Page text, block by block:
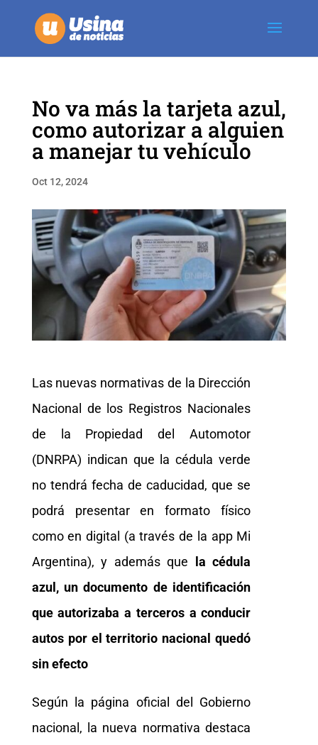
No va más la tarjeta azul,
como autorizar a alguien
a manejar tu vehículo
Oct 12, 2024
Las nuevas normativas de la Dirección
Nacional de los Registros Nacionales
de la Propiedad del Automotor
(DNRPA) indican que la cédula verde
no tendrá fecha de caducidad, que se
podrá presentar en formato físico
como en digital (a través de la app Mi
Argentina), y además que
la cédula
azul, un documento de identificación
que autorizaba a terceros a conducir
autos por el territorio nacional quedó
sin efecto
Según la página oficial del Gobierno
nacional, la nueva normativa destaca